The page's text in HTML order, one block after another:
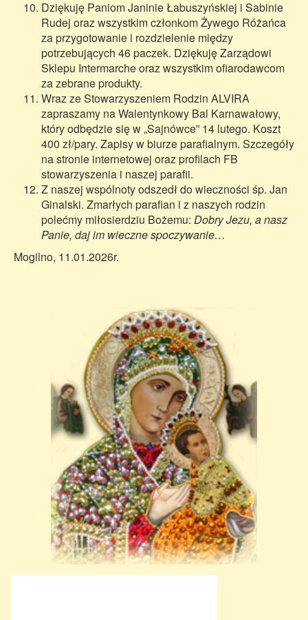
Dziękuję Paniom Janinie Łabuszyńskiej i Sabinie
Rudej oraz wszystkim członkom Żywego Różańca
za przygotowanie i rozdzielenie między
potrzebujących 46 paczek. Dziękuję Zarządowi
Sklepu Intermarche oraz wszystkim ofiarodawcom
za zebrane produkty.
Wraz ze Stowarzyszeniem Rodzin ALVIRA
zapraszamy na Walentynkowy Bal Karnawałowy,
który odbędzie się w „Sajnówce” 14 lutego. Koszt
400 zł/pary. Zapisy w biurze parafialnym. Szczegóły
na stronie internetowej oraz profilach FB
stowarzyszenia i naszej parafii.
Z naszej wspólnoty odszedł do wieczności śp. Jan
Ginalski. Zmarłych parafian i z naszych rodzin
polećmy miłosierdziu Bożemu: Dobry Jezu, a nasz
Panie, daj im wieczne spoczywanie…
Mogilno, 11.01.2026r.